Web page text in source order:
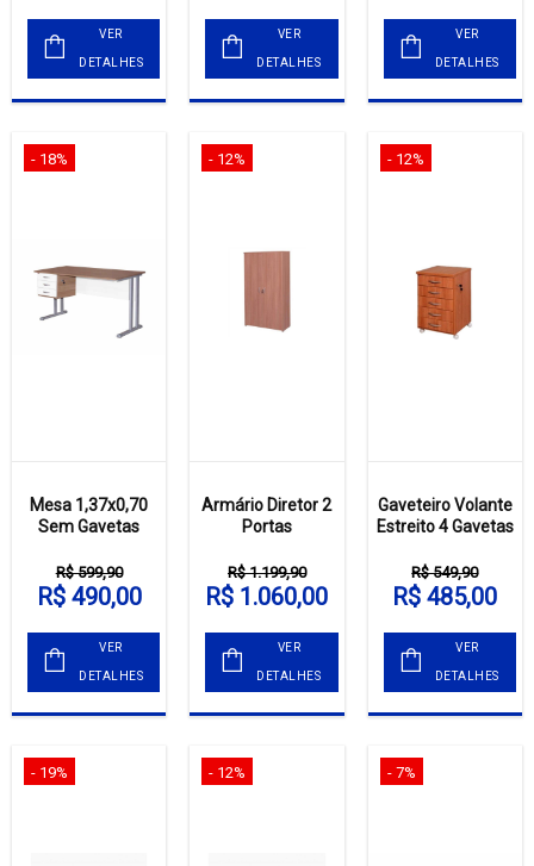
VER
DETALHES
VER
DETALHES
VER
DETALHES
- 18%
Mesa 1,37x0,70
Sem Gavetas
R$ 599,90
R$ 490,00
VER
DETALHES
- 12%
Armário Diretor 2
Portas
R$ 1.199,90
R$ 1.060,00
VER
DETALHES
- 12%
Gaveteiro Volante
Estreito 4 Gavetas
R$ 549,90
R$ 485,00
VER
DETALHES
- 19% - 12% - 7%